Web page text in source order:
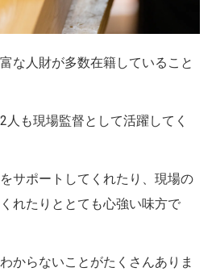
な人財が多数在籍していること
も現場監督として活躍してく
サポートしてくれたり、現場の
れたりととても心強い味方で
からないことがたくさんありま